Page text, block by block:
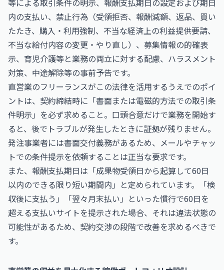
等による取引条件の明示、報酬支払期日の設定および期日
内の支払い、禁止行為（受領拒否、報酬減額、返品、買い
たたき、購入・利用強制、不当な経済上の利益提供要請、
不当な給付内容の変更・やり直し）、募集情報の的確表
示、育児介護等と業務の両立に対する配慮、ハラスメント
対策、中途解除等の事前予告です。
直営業のフリーランスがこの法律を活用するうえでのポイ
ントは、契約締結時に「書面または電磁的方法での取引条
件明示」を必ず求めること。口頭合意だけで業務を開始す
ると、後でトラブルが発生したときに証拠が残りません。
発注事業者には書面交付義務があるため、メールやチャッ
トでの条件提示を依頼することは正当な要求です。
また、報酬支払期日は「成果物受領日から起算して60日
以内のできる限り短い期間内」と定められています。「検
収後に支払う」「翌々月末払い」といった慣行で60日を
超える支払いサイトを提示された場合、それは違法状態の
可能性があるため、契約交渉の段階で改善を求めるべきで
す。